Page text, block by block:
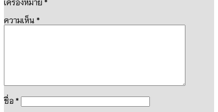
ความเห็น *
ชื่อ*